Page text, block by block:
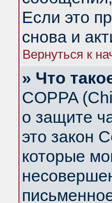
Если это
снова и
Вернуться к
» Что
COPPA
о защите
это закон
которые